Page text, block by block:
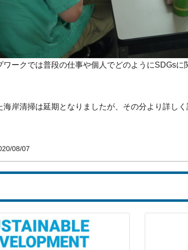
ワークでは普段の仕事や個人でどのようにSDGs
海岸清掃は延期となりましたが、その分より詳しく
08/07